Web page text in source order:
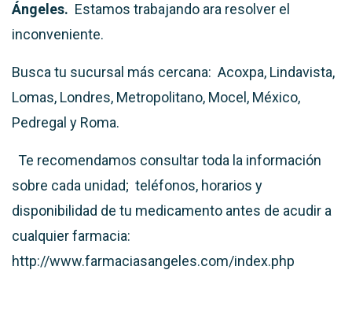
Ángeles. Estamos trabajando ara resolver el
inconveniente.
Busca tu sucursal más cercana: Acoxpa, Lindavista,
Lomas, Londres, Metropolitano, Mocel, México,
Pedregal y Roma.
Te recomendamos consultar toda la información
sobre cada unidad; teléfonos, horarios y
disponibilidad de tu medicamento antes de acudir a
cualquier farmacia:
http://www.farmaciasangeles.com/index.php